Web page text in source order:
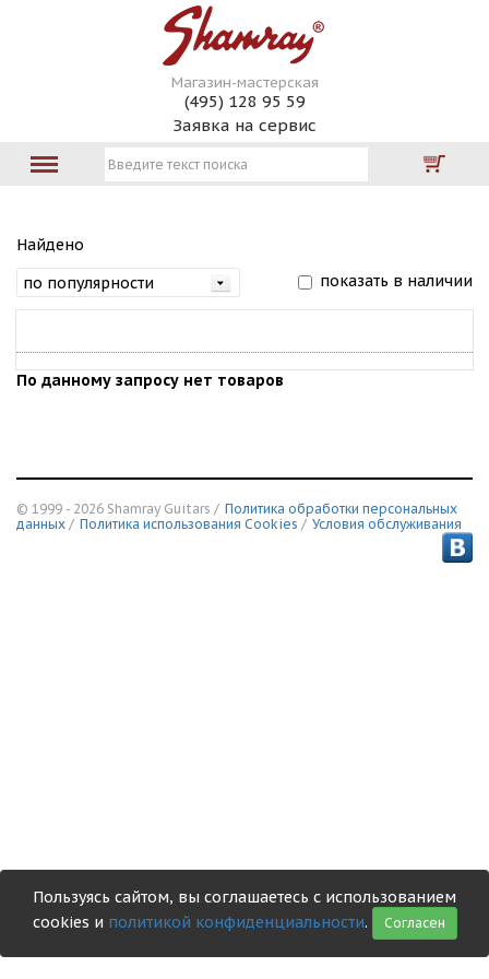
Магазин-мастерская
(495) 128 95 59
Заявка на сервис
Найдено
показать в наличии
По данному запросу нет товаров
© 1999 - 2026 Shamray Guitars / Политика обработки персональных
данных / Политика использования Сookies / Условия обслуживания
Пользуясь сайтом, вы соглашаетесь с использованием
cookies и политикой конфиденциальности. Согласен